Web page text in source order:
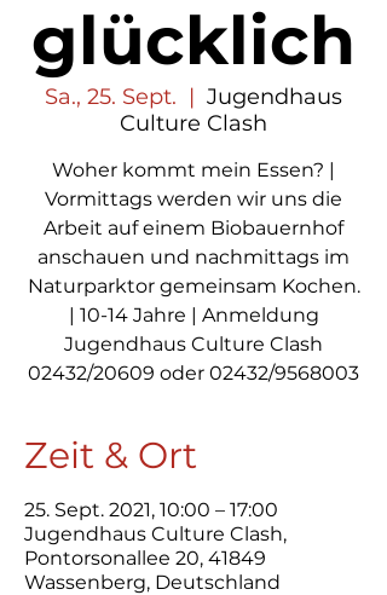
glücklich
Sa., 25. Sept.
  |
Jugendhaus
Culture Clash
Woher kommt mein Essen? |
Vormittags werden wir uns die
Arbeit auf einem Biobauernhof
anschauen und nachmittags im
Naturparktor gemeinsam Kochen.
| 10-14 Jahre | Anmeldung
Jugendhaus Culture Clash
02432/20609 oder 02432/9568003
Zeit & Ort
25. Sept. 2021, 10:00 – 17:00
Jugendhaus Culture Clash,
Pontorsonallee 20, 41849
Wassenberg, Deutschland